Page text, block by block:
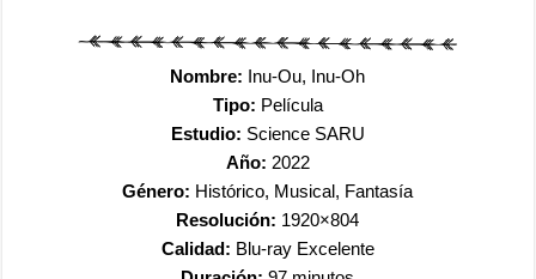
Nombre: Inu-Ou, Inu-Oh
Tipo: Película
Estudio: Science SARU
Año: 2022
Género: Histórico, Musical, Fantasía
Resolución: 1920×804
Calidad: Blu-ray Excelente